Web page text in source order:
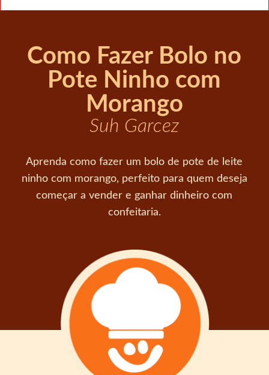
Como Fazer Bolo no
Pote Ninho com
Morango
Suh Garcez
Aprenda como fazer um bolo de pote de leite
ninho com morango, perfeito para quem deseja
começar a vender e ganhar dinheiro com
confeitaria.